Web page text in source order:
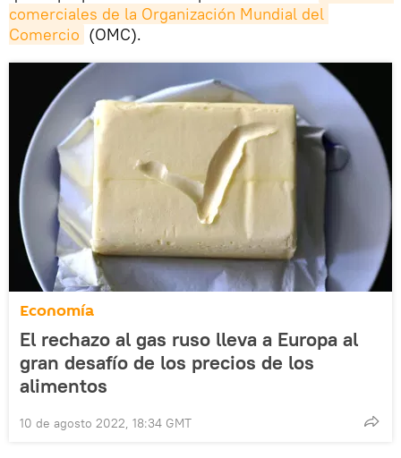
comerciales de la Organización Mundial del
Comercio (OMC).
Economía
El rechazo al gas ruso lleva a Europa al
gran desafío de los precios de los
alimentos
10 de agosto 2022, 18:34 GMT